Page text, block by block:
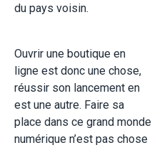
du pays voisin.
Ouvrir une boutique en
ligne est donc une chose,
réussir son lancement en
est une autre. Faire sa
place dans ce grand monde
numérique n’est pas chose